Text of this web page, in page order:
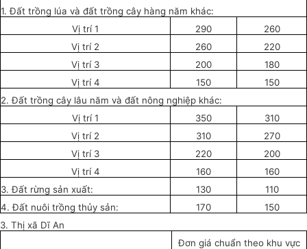
1. Đất trồng lúa và đất trồng cây hàng năm khác:
Vị trí 1
290
260
Vị trí 2
260
220
Vị trí 3
200
180
Vị trí 4
150
150
2. Đất trồng cây lâu năm và đất nông nghiệp khác:
Vị trí 1
350
310
Vị trí 2
310
270
Vị trí 3
220
200
Vị trí 4
160
160
3. Đất rừng sản xuất:
130
110
4. Đất nuôi trồng thủy sản: 170
150
3. Thị xã Dĩ An
Đơn giá chuẩn theo khu vực